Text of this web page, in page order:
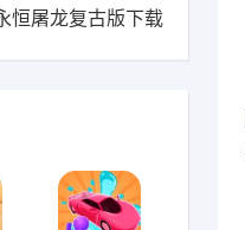
恒屠龙复古版下载